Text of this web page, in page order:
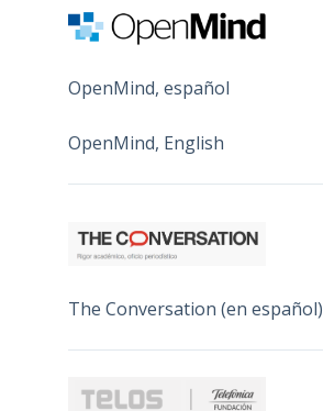
OpenMind, español
OpenMind, English
The Conversation (en español)